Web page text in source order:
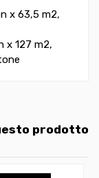
x 63,5 m2,
x 127 m2,
prodotto